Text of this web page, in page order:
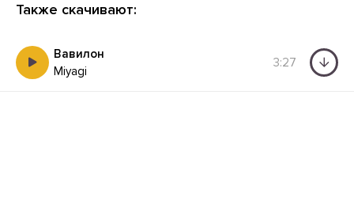
Также скачивают:
Вавилон
Miyagi
3:27